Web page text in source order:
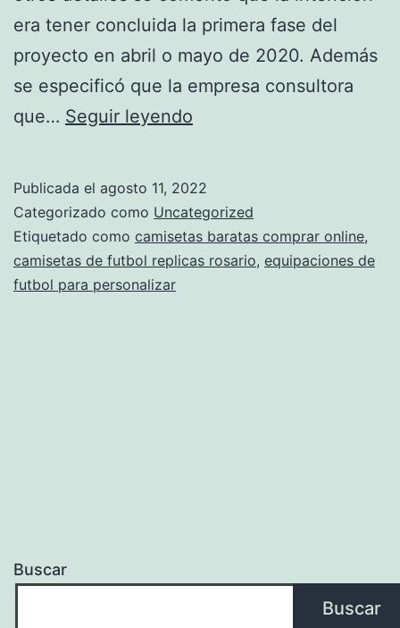
era tener concluida la primera fase del
proyecto en abril o mayo de 2020. Además
se especificó que la empresa consultora
que… Seguir leyendo
Publicada el agosto 11, 2022
Categorizado como Uncategorized
Etiquetado como camisetas baratas comprar online,
camisetas de futbol replicas rosario, equipaciones de
futbol para personalizar
Buscar
Buscar